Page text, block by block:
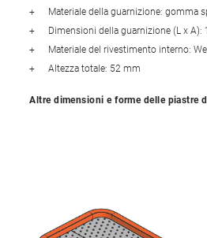
Materiale della guarnizione: gomma
Dimensioni della guarnizione (L x A):
Materiale del rivestimento interno:
Altezza totale: 52mm
Altre dimensioni e forme delle piastre